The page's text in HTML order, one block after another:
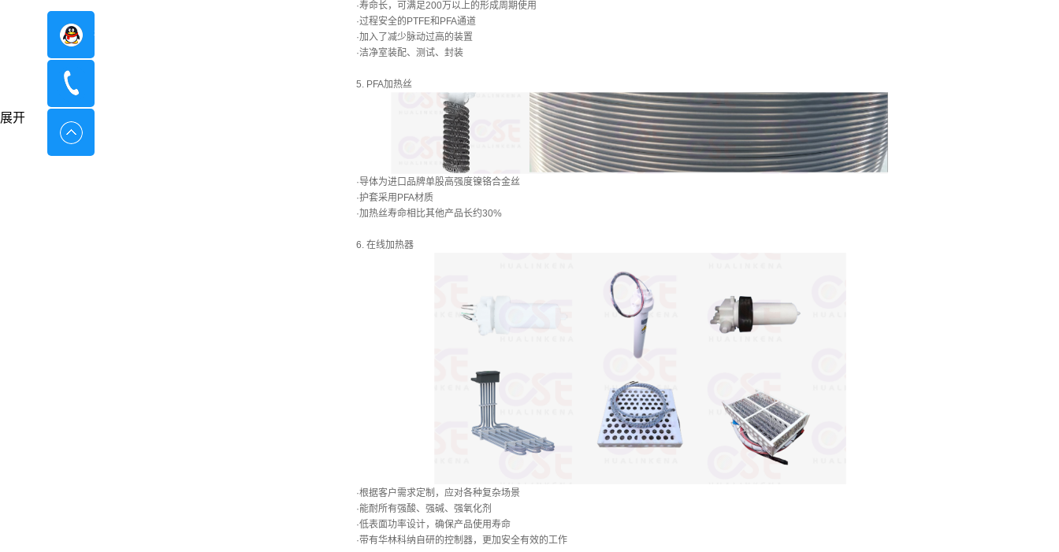
·寿命长，可满足200万以上的形成周期使用
·过程安全的PTFE和PFA通道
·加入了减少脉动过高的装置
·洁净室装配、测试、封装
5. PFA加热丝
·导体为进口品牌单股高强度镍铬合金丝
·护套采用PFA材质
·加热丝寿命相比其他产品长约30%
6. 在线加热器
·根据客户需求定制，应对各种复杂场景
·能耐所有强酸、强碱、强氧化剂
·低表面功率设计，确保产品使用寿命
·带有华林科纳自研的控制器，更加安全有效的工作
在线咨询
展开